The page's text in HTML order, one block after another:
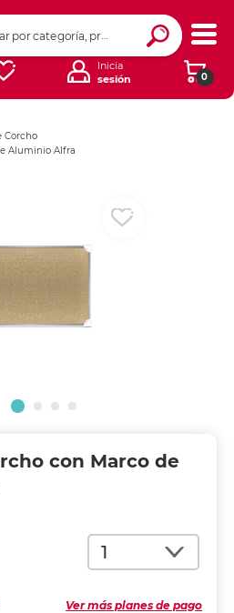
0
Inicia
sesión
Corcho
Aluminio Alfra
con Marco de
Cantidad
Ver más planes de pago
Ingresar Codigo